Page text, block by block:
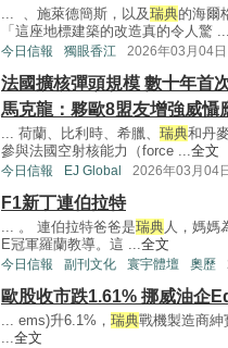
... 、施萊德簡斯，以及瑞典的海爾
「這座地標建築的改造真的令人驚 ...
今日信報 獨眼香江 2026年03月04日
法國擴核彈頭規模 數十年首
馬克龍：夥歐8盟友增強威懾
... 荷蘭、比利時、希臘、 瑞典和丹
參與法國空射核能力（force ... 全文
今日信報 EJ Global 2026年03月04
F1新丁連伯拉特
... 。 連伯拉特爸爸是瑞典 人，媽媽
E冠軍羅蘭教導。這 ... 全文
今日信報 副刊文化 寰宇體壇 奧歷
歐股收市跌1.61% 挪威油企
... ems)升6.1%， 瑞典戰機製造商紳
全文